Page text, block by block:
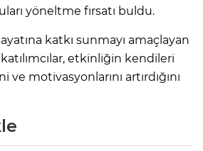
yöneltme fırsatı buldu.
katkı sunmayı amaçlayan
etkinliğin kendileri
motivasyonlarını artırdığını